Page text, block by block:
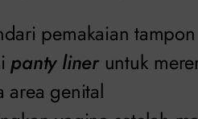
pemakaian tampon
panty liner untuk
area genital